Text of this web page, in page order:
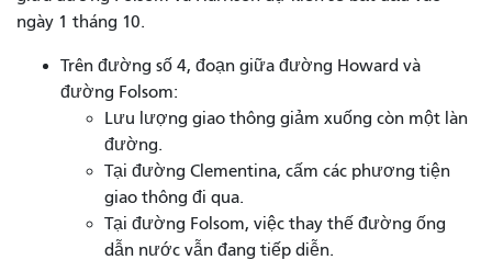
ngày 1 tháng 10.
Trên đường số 4, đoạn giữa đường Howard và
đường Folsom:
Lưu lượng giao thông giảm xuống còn một làn
đường.
Tại đường Clementina, cấm các phương tiện
giao thông đi qua.
Tại đường Folsom, việc thay thế đường ống
dẫn nước vẫn đang tiếp diễn.